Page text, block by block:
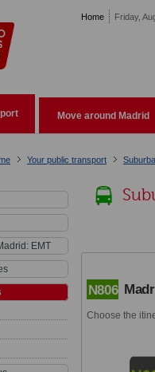
Home Friday,
Move around Madrid
Your public transport
EMT
N806
Choose the